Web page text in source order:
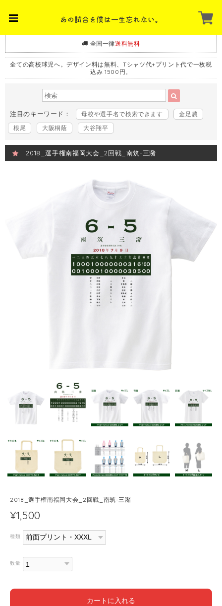
全国一律送料無料
全ての高校球児へ。デザイン料は無料、Tシャツ代+プリント代で一枚税
込み 1500円。
注目のキーワード： 母校や選手名で検索できます
金足農
根尾
大阪桐蔭 大谷翔平
2018_選手権南福岡大会_2回戦_南筑-三潴
2018_選手権南福岡大会_2回戦_南筑-三潴
¥1,500
種類
数量
カートに入れる